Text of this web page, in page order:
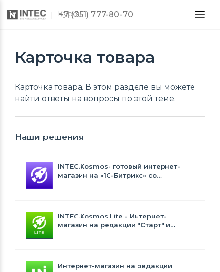
Курсы
+7 (351) 777-80-70
Карточка товара
Карточка товара. В этом разделе вы можете
найти ответы на вопросы по этой теме.
Наши решения
INTEC.Kosmos- готовый интернет-
магазин на «1С-Битрикс» со
INTEC.Kosmos Lite - Интернет-
магазин на редакции "Старт" и
Интернет-магазин на редакции